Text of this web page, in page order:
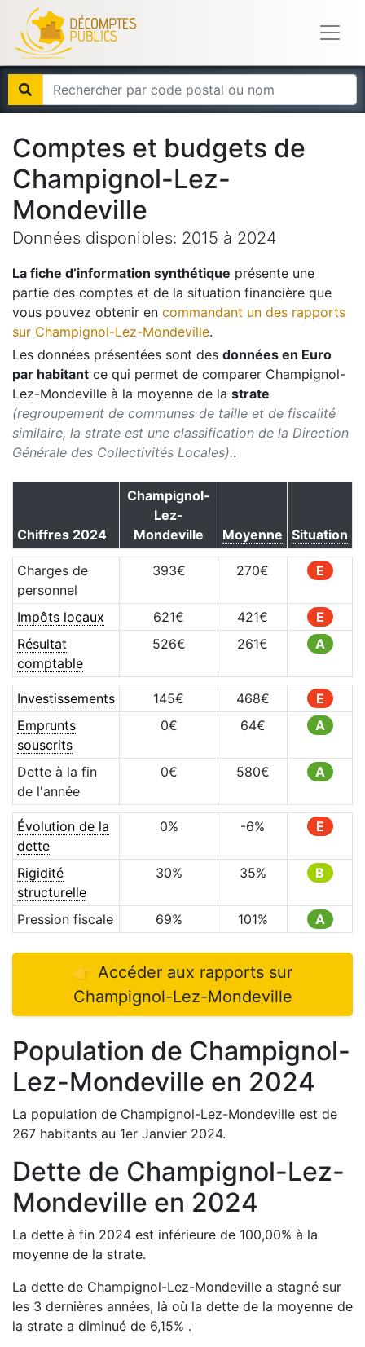
Comptes et budgets de
Champignol-Lez-
Mondeville
Données disponibles: 2015 à 2024
La fiche d’information synthétique présente une
partie des comptes et de la situation financière que
vous pouvez obtenir en commandant un des rapports
sur Champignol-Lez-Mondeville.
Les données présentées sont des données en Euro
par habitant ce qui permet de comparer Champignol-
Lez-Mondeville à la moyenne de la strate
(regroupement de communes de taille et de fiscalité
similaire, la strate est une classification de la Direction
Générale des Collectivités Locales)..
Chiffres 2024
Champignol-
Lez-
Mondeville
Moyenne Situation
Charges de
personnel
393€ 270€ E
Impôts locaux 621€ 421€
E
Résultat
comptable
526€ 261€ A
Investissements 145€ 468€
E
Emprunts
souscrits
0€ 64€ A
Dette à la fin
de l'année
0€ 580€ A
Évolution de la
dette
0% -6% E
Rigidité
structurelle
30% 35% B
Pression fiscale 69% 101% A
👉 Accéder aux rapports sur
Champignol-Lez-Mondeville
Population de Champignol-
Lez-Mondeville en 2024
La population de Champignol-Lez-Mondeville est de
267 habitants au 1er Janvier 2024.
Dette de Champignol-Lez-
Mondeville en 2024
La dette à fin 2024 est inférieure de 100,00% à la
moyenne de la strate.
La dette de Champignol-Lez-Mondeville a stagné sur
les 3 dernières années, là où la dette de la moyenne de
la strate a diminué de 6,15% .